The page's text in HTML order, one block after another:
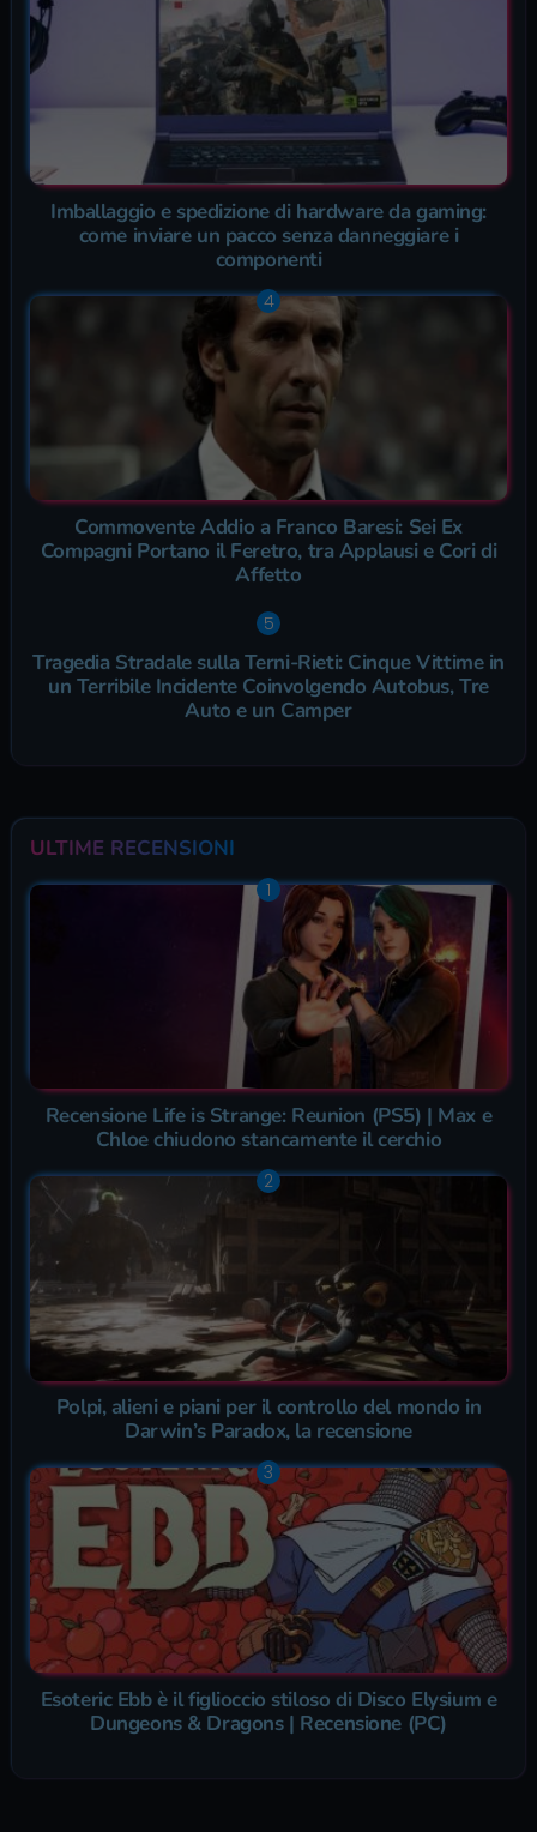
Imballaggio e spedizione di hardware da gaming:
come inviare un pacco senza danneggiare i
componenti
Commovente Addio a Franco Baresi: Sei Ex
Compagni Portano il Feretro, tra Applausi e Cori di
Affetto
Tragedia Stradale sulla Terni-Rieti: Cinque Vittime in
un Terribile Incidente Coinvolgendo Autobus, Tre
Auto e un Camper
ULTIME RECENSIONI
Recensione Life is Strange: Reunion (PS5) | Max e
Chloe chiudono stancamente il cerchio
Polpi, alieni e piani per il controllo del mondo in
Darwin’s Paradox, la recensione
Esoteric Ebb è il figlioccio stiloso di Disco Elysium e
Dungeons & Dragons | Recensione (PC)